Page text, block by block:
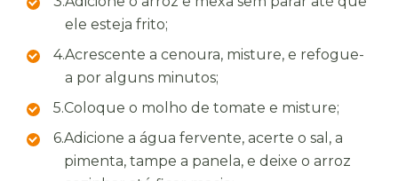
ele esteja frito;
4.Acrescente a cenoura, misture, e refogue-
a por alguns minutos;
5.Coloque o molho de tomate e misture;
6.Adicione a água fervente, acerte o sal, a
pimenta, tampe a panela, e deixe o arroz